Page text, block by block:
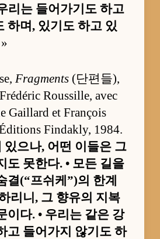
리는 들어가기도 하고
하며, 있기도 하고 있
»
Fragments (단편들),
Roussille, avec
Gaillard et François
Findakly, 1984.
있으나, 어떤 이들은 그
도 못한다. • 모든 길을
결(“프쉬케”)의 한계
리니, 그 향유의 지복
이다. • 우리는 같은 강
고 들어가지 않기도 하